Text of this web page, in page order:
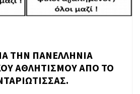
ΤΗΝ ΠΑΝΕΛΛΗΝΙΑ
ΑΘΛΗΤΙΣΜΟΥ ΑΠΟ ΤΟ